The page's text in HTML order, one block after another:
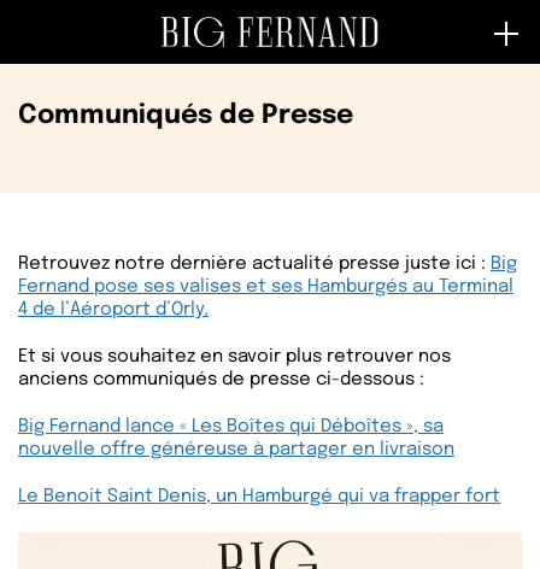
Communiqués de Presse
Retrouvez notre dernière actualité presse juste ici : Big
Fernand pose ses valises et ses Hamburgés au Terminal
4 de l’Aéroport d’Orly.
Et si vous souhaitez en savoir plus retrouver nos
anciens communiqués de presse ci-dessous :
Big Fernand lance « Les Boîtes qui Déboîtes », sa
nouvelle offre généreuse à partager en livraison
Le Benoit Saint Denis, un Hamburgé qui va frapper fort